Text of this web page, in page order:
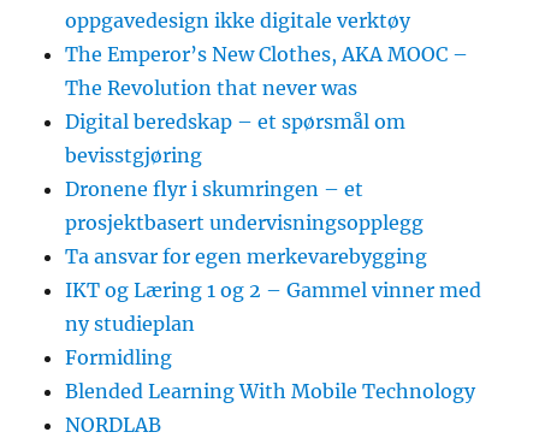
oppgavedesign ikke digitale verktøy
The Emperor’s New Clothes, AKA MOOC –
The Revolution that never was
Digital beredskap – et spørsmål om
bevisstgjøring
Dronene flyr i skumringen – et
prosjektbasert undervisningsopplegg
Ta ansvar for egen merkevarebygging
IKT og Læring 1 og 2 – Gammel vinner med
ny studieplan
Formidling
Blended Learning With Mobile Technology
NORDLAB